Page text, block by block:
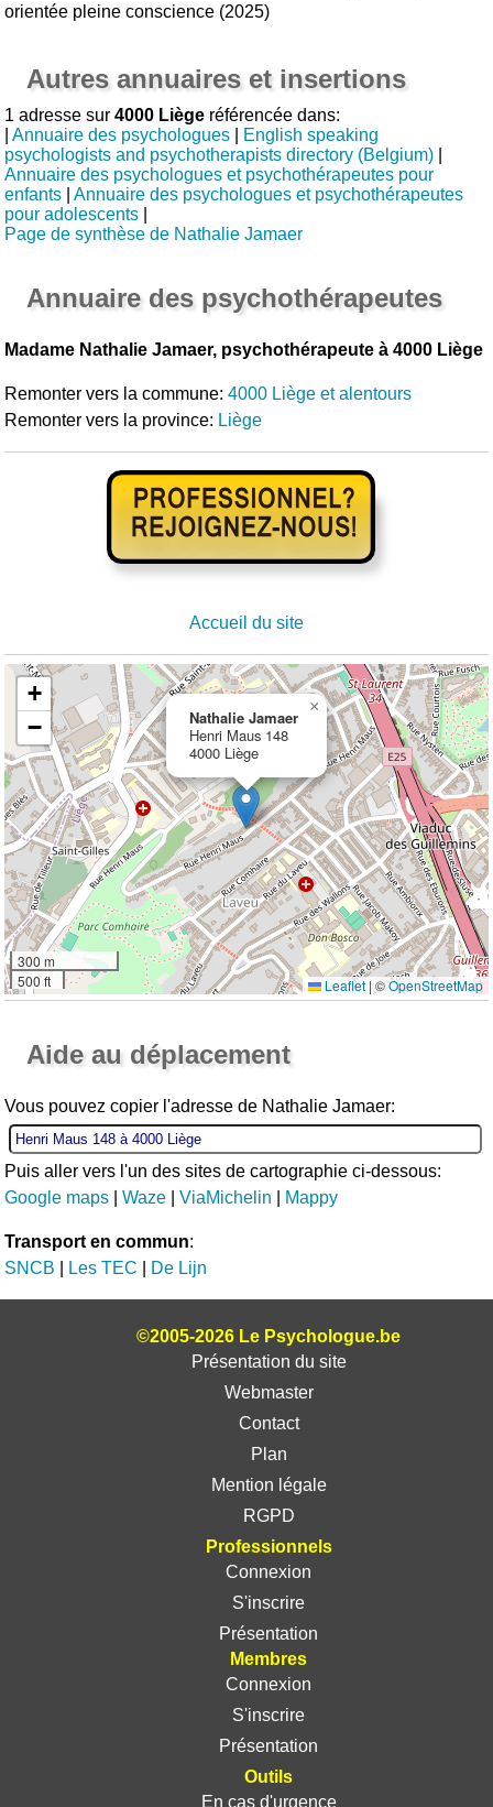
orientée pleine conscience (2025)
Autres annuaires et insertions
1 adresse sur4000 Liège référencée dans:
|Annuaire des psychologues
English speaking
psychologists and psychotherapists directory (Belgium)
Annuaire des psychologues et psychothérapeutes pour
enfants |Annuaire des psychologues et psychothérapeutes
pour adolescents
Page de synthèse de Nathalie Jamaer
Annuaire des psychothérapeutes
Madame Nathalie Jamaer, psychothérapeute à 4000 Liège
Remonter vers la commune:4000 Liège et alentours
Remonter vers la province: Liège
Accueil du site
Nathalie Jamaer
Henri Maus 148
4000 Liège
×
+
−
300 m
500 ft
Leaflet | ©OpenStreetMap
Aide au déplacement
Vous pouvez copier l'adresse de Nathalie Jamaer:
Puis aller vers l'un des sites de cartographie ci-dessous:
Google maps |Waze |ViaMichelin Mappy
Transport en commun:
SNCB
Les TEC De Lijn
©2005-2026 Le Psychologue.be
Présentation du site
Webmaster
Contact
Plan
Mention légale
RGPD
Professionnels
Connexion
S'inscrire
Présentation
Membres
Connexion
S'inscrire
Présentation
Outils
En cas d'urgence